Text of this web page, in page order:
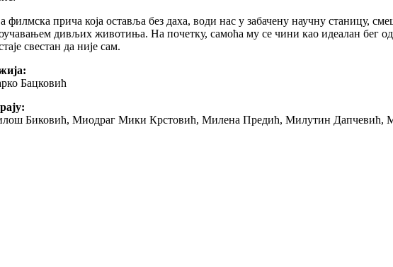
филмска прича која оставља без даха, води нас у забачену научну
дивљих животиња. На почетку, самоћа му се чини као идеалан бег
свестан да није сам.
Бацковић
Биковић, Миодраг Мики Крстовић, Милена Предић, Милутин Дапчевић,